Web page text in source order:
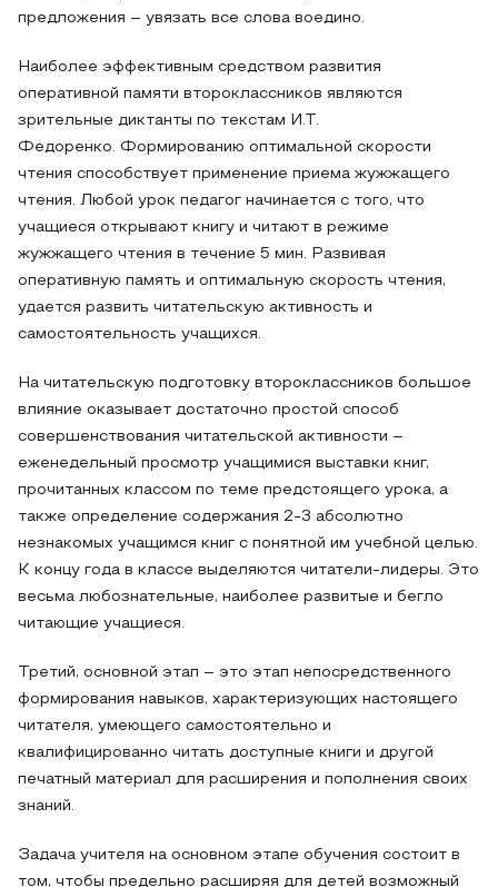
предложения – увязать все слова воедино.
Наиболее эффективным средством развития
оперативной памяти второклассников являются
зрительные диктанты по текстам И.Т.
Федоренко. Формированию оптимальной скорости
чтения способствует применение приема жужжащего
чтения. Любой урок педагог начинается с того, что
учащиеся открывают книгу и читают в режиме
жужжащего чтения в течение 5 мин. Развивая
оперативную память и оптимальную скорость чтения,
удается развить читательскую активность и
самостоятельность учащихся.
На читательскую подготовку второклассников большое
влияние оказывает достаточно простой способ
совершенствования читательской активности –
еженедельный просмотр учащимися выставки книг,
прочитанных классом по теме предстоящего урока, а
также определение содержания 2-3 абсолютно
незнакомых учащимся книг с понятной им учебной целью.
К концу года в классе выделяются читатели-лидеры. Это
весьма любознательные, наиболее развитые и бегло
читающие учащиеся.
Третий, основной этап – это этап непосредственного
формирования навыков, характеризующих настоящего
читателя, умеющего самостоятельно и
квалифицированно читать доступные книги и другой
печатный материал для расширения и пополнения своих
знаний.
Задача учителя на основном этапе обучения состоит в
том, чтобы предельно расширяя для детей возможный